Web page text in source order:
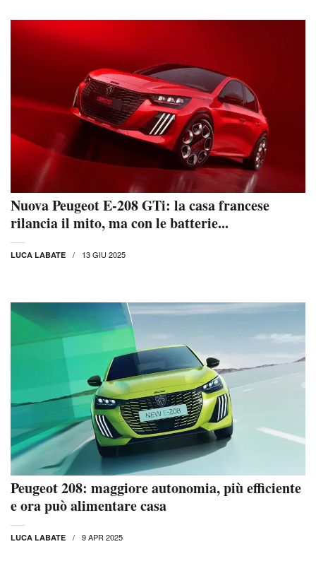
Nuova Peugeot E-208 GTi: la casa francese
rilancia il mito, ma con le batterie...
LUCA LABATE 13 GIU 2025
Peugeot 208: maggiore autonomia, più efficiente
e ora può alimentare casa
LUCA LABATE 9 APR 2025